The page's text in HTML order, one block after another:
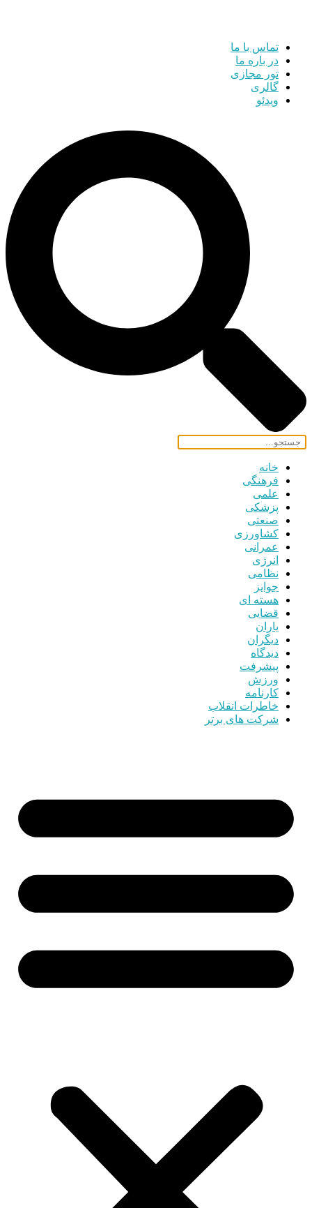
تماس با ما
در باره ما
تور مجازی
گالری
ویدئو
خانه
فرهنگی
علمی
پزشکی
صنعتی
کشاورزی
عمرانی
انرژی
نظامی
جوایز
هسته ای
قضایی
یاران
دیگران
دیدگاه
پیشرفت
ورزش
کارنامه
خاطرات انقلاب
شرکت های برتر